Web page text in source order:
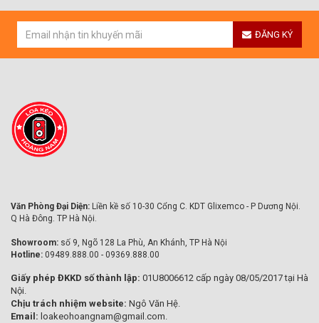
ĐĂNG KÝ
Văn Phòng Đại Diện: Liền kề số 10-30 Cổng C. KDT Glixemco - P Dương Nội.
Q Hà Đông. TP Hà Nội.
Showroom: số 9, Ngõ 128 La Phù, An Khánh, TP Hà Nội
Hotline: 09489.888.00 - 09369.888.00
Giấy phép ĐKKD số thành lập: 01U8006612 cấp ngày 08/05/2017 tại Hà
Nội.
Chịu trách nhiệm website: Ngô Văn Hệ.
Email: loakeohoangnam@gmail.com.